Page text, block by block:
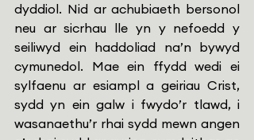
dyddiol. Nid ar achubiaeth bersonol
neu ar sicrhau lle yn y nefoedd y
seiliwyd ein haddoliad na’n bywyd
cymunedol. Mae ein ffydd wedi ei
sylfaenu ar esiampl a geiriau Crist,
sydd yn ein galw i fwydo’r tlawd, i
wasanaethu’r rhai sydd mewn angen